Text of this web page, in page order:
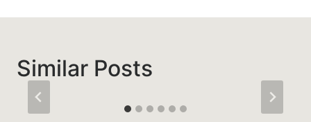
Similar Posts